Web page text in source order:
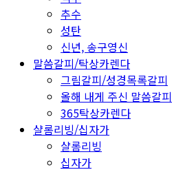
추수
성탄
신년, 송구영신
말씀갈피/탁상카렌다
그림갈피/성경목록갈피
올해 내게 주신 말씀갈피
365탁상카렌다
샬롬리빙/십자가
샬롬리빙
십자가